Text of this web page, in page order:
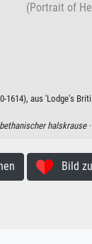
(Portrait of
1614), aus 'Lodge's
halskrause ·
Bild zu